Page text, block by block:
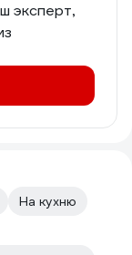
эксперт,
На кухню